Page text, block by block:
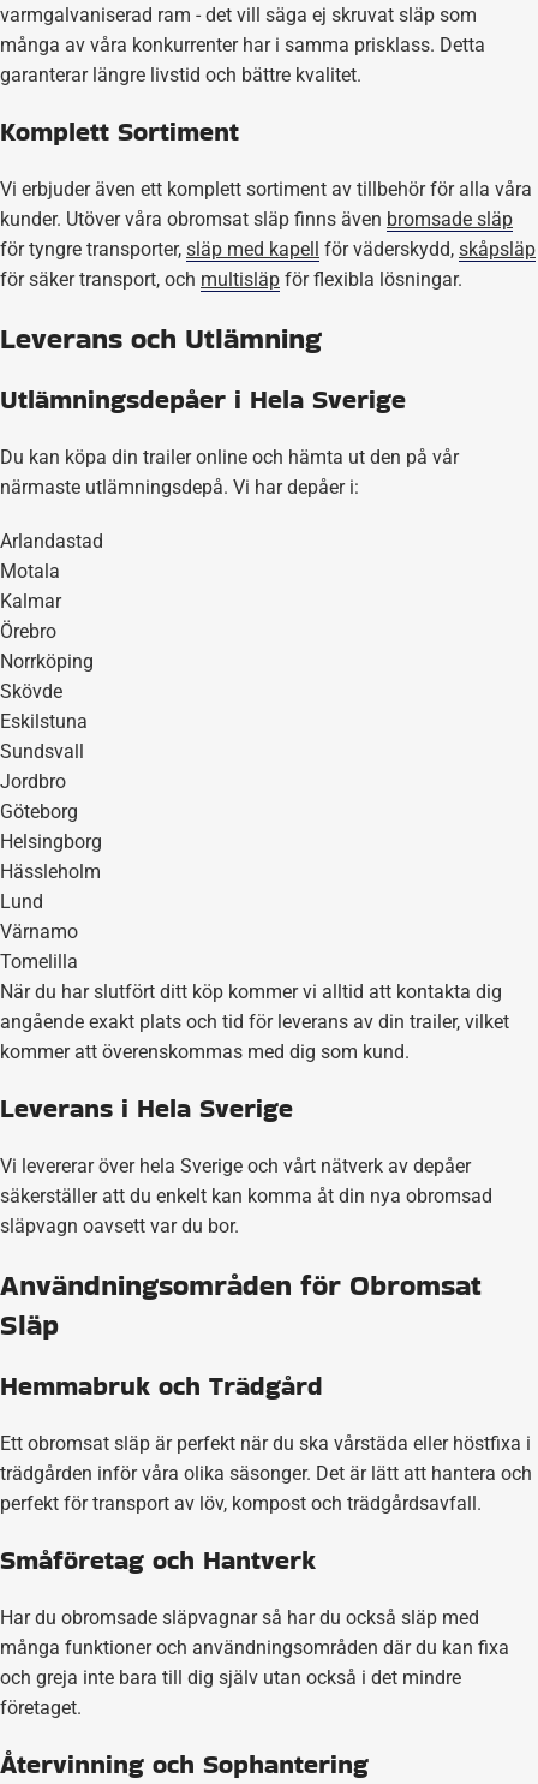
varmgalvaniserad ram - det vill säga ej skruvat släp som
många av våra konkurrenter har i samma prisklass. Detta
garanterar längre livstid och bättre kvalitet.
Komplett Sortiment
Vi erbjuder även ett komplett sortiment av tillbehör för alla våra
kunder. Utöver våra obromsat släp finns även bromsade släp
för tyngre transporter, släp med kapell för väderskydd, skåpsläp
för säker transport, och multisläp för flexibla lösningar.
Leverans och Utlämning
Utlämningsdepåer i Hela Sverige
Du kan köpa din trailer online och hämta ut den på vår
närmaste utlämningsdepå. Vi har depåer i:
Arlandastad
Motala
Kalmar
Örebro
Norrköping
Skövde
Eskilstuna
Sundsvall
Jordbro
Göteborg
Helsingborg
Hässleholm
Lund
Värnamo
Tomelilla
När du har slutfört ditt köp kommer vi alltid att kontakta dig
angående exakt plats och tid för leverans av din trailer, vilket
kommer att överenskommas med dig som kund.
Leverans i Hela Sverige
Vi levererar över hela Sverige och vårt nätverk av depåer
säkerställer att du enkelt kan komma åt din nya obromsad
släpvagn oavsett var du bor.
Användningsområden för Obromsat
Släp
Hemmabruk och Trädgård
Ett obromsat släp är perfekt när du ska vårstäda eller höstfixa i
trädgården inför våra olika säsonger. Det är lätt att hantera och
perfekt för transport av löv, kompost och trädgårdsavfall.
Småföretag och Hantverk
Har du obromsade släpvagnar så har du också släp med
många funktioner och användningsområden där du kan fixa
och greja inte bara till dig själv utan också i det mindre
företaget.
Återvinning och Sophantering